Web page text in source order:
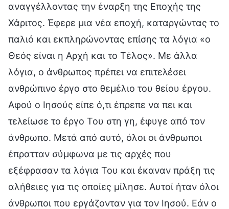
αναγγέλλοντας την έναρξη της Εποχής της
Χάριτος. Έφερε μια νέα εποχή, καταργώντας το
παλιό και εκπληρώνοντας επίσης τα λόγια «ο
Θεός είναι η Αρχή και το Τέλος». Με άλλα
λόγια, ο άνθρωπος πρέπει να επιτελέσει
ανθρώπινο έργο στο θεμέλιο του θείου έργου.
Αφού ο Ιησούς είπε ό,τι έπρεπε να πει και
τελείωσε το έργο Του στη γη, έφυγε από τον
άνθρωπο. Μετά από αυτό, όλοι οι άνθρωποι
έπρατταν σύμφωνα με τις αρχές που
εξέφρασαν τα λόγια Του και έκαναν πράξη τις
αλήθειες για τις οποίες μίλησε. Αυτοί ήταν όλοι
άνθρωποι που εργάζονταν για τον Ιησού. Εάν ο